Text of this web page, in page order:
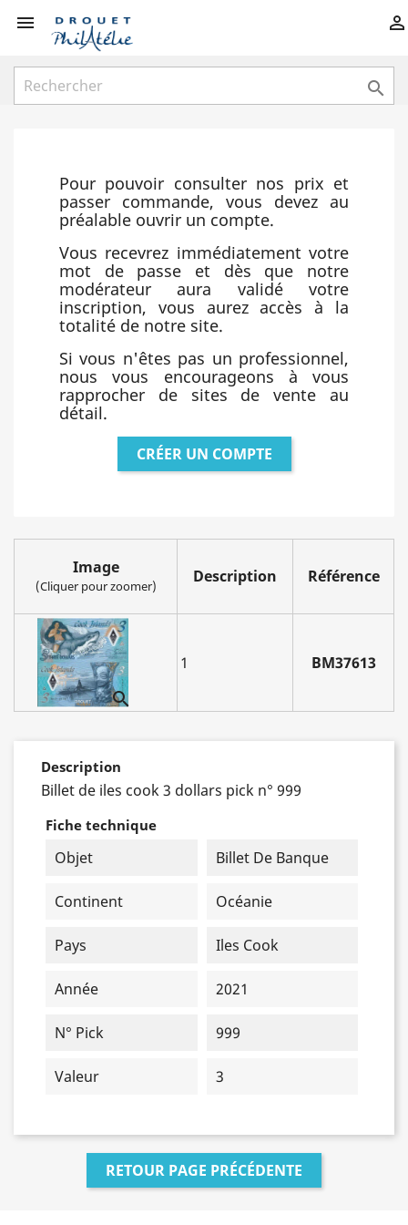
 

Pour pouvoir consulter nos prix et
passer commande, vous devez au
préalable ouvrir un compte.
Vous recevrez immédiatement votre
mot de passe et dès que notre
modérateur aura validé votre
inscription, vous aurez accès à la
totalité de notre site.
Si vous n'êtes pas un professionnel,
nous vous encourageons à vous
rapprocher de sites de vente au
détail.
CRÉER UN COMPTE
Image
(Cliquer pour zoomer) Description Référence

1 BM37613
Description
Billet de iles cook 3 dollars pick n° 999
Fiche technique
Objet Billet De Banque
Continent Océanie
Pays Iles Cook
Année 2021
N° Pick 999
Valeur 3
RETOUR PAGE PRÉCÉDENTE